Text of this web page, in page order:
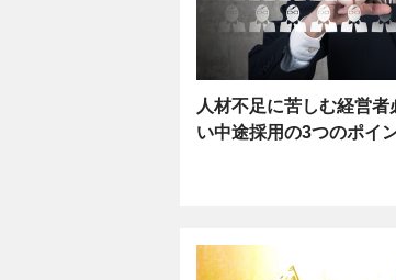
人材不足に苦しむ経営
い中途採用の3つのポイ